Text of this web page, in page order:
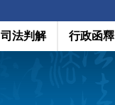
司法判解 行政函釋